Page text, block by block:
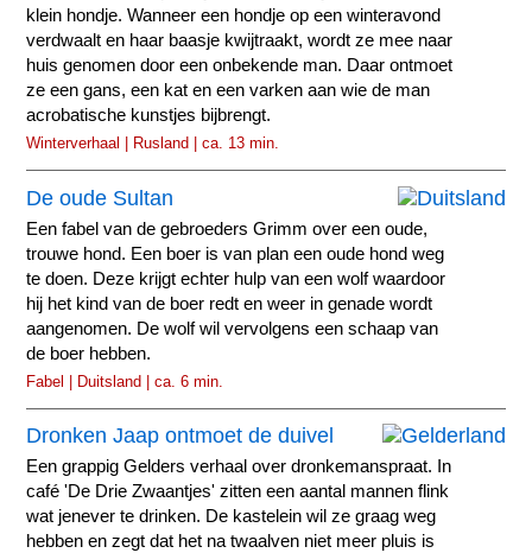
klein hondje. Wanneer een hondje op een winteravond
verdwaalt en haar baasje kwijtraakt, wordt ze mee naar
huis genomen door een onbekende man. Daar ontmoet
ze een gans, een kat en een varken aan wie de man
acrobatische kunstjes bijbrengt.
Winterverhaal | Rusland | ca. 13 min.
De oude Sultan
Een fabel van de gebroeders Grimm over een oude,
trouwe hond. Een boer is van plan een oude hond weg
te doen. Deze krijgt echter hulp van een wolf waardoor
hij het kind van de boer redt en weer in genade wordt
aangenomen. De wolf wil vervolgens een schaap van
de boer hebben.
Fabel | Duitsland | ca. 6 min.
Dronken Jaap ontmoet de duivel
Een grappig Gelders verhaal over dronkemanspraat. In
café 'De Drie Zwaantjes' zitten een aantal mannen flink
wat jenever te drinken. De kastelein wil ze graag weg
hebben en zegt dat het na twaalven niet meer pluis is